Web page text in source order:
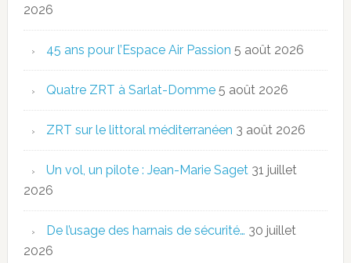
2026
45 ans pour l’Espace Air Passion 5 août 2026
Quatre ZRT à Sarlat-Domme 5 août 2026
ZRT sur le littoral méditerranéen 3 août 2026
Un vol, un pilote : Jean-Marie Saget 31 juillet
2026
De l’usage des harnais de sécurité… 30 juillet
2026